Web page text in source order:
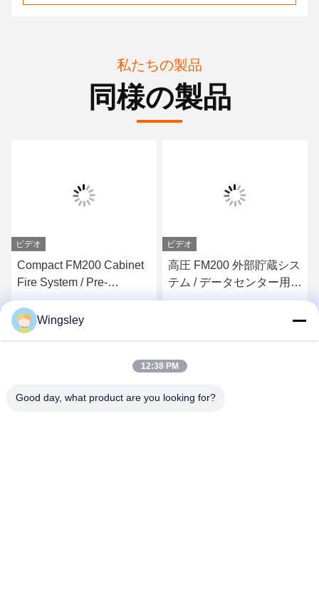
私たちの製品
同様の製品
ビデオ
Compact FM200 Cabinet
Fire System / Pre-
Engineered Inert Gas
Suppression for Control
Rooms
最高 の 価格 を 入手 する
ビデオ
高圧 FM200 外部貯蔵シス
テム / データセンター用惰
性ガス火災防止
最高 の 価格 を 入手 する
Wingsley
12:38 PM
Good day, what product are you looking for?